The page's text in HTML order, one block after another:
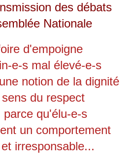
des débats
Nationale
d'empoigne
e-s mal élevé-e-s
notion de la dignité
du respect
parce qu'élu-e-s
un comportement
irresponsable...